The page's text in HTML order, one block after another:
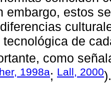
embargo, estos
de
como
1998a; Lall, 2000).